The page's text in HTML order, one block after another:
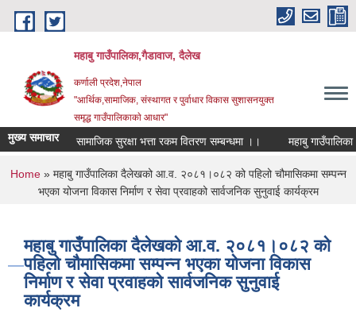
Skip to main content
महाबु गाउँपालिका,गैडावाज, दैलेख
कर्णाली प्रदेश,नेपाल
"आर्थिक,सामाजिक, संस्थागत र पुर्वाधार विकास सुशासनयुक्त
समृद्ध गाउँपालिकाकाे आधार"
मुख्य समाचार सामाजिक सुरक्षा भत्ता रकम वितरण सम्बन्धमा ।।
You are here
Home» महाबु गाउँपालिका दैलेखको आ.व. २०८१।०८२ को पहिलो चौमासिकमा सम्पन्न
भएका योजना विकास निर्माण र सेवा प्रवाहको सार्वजनिक सुनुवाई कार्यक्रम
महाबु गाउँपालिका दैलेखको आ.व. २०८१।०८२ को
पहिलो चौमासिकमा सम्पन्न भएका योजना विकास
निर्माण र सेवा प्रवाहको सार्वजनिक सुनुवाई
कार्यक्रम